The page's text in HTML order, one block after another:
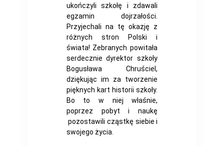
ukończyli szkołę i zdawali
egzamin dojrzałości.
Przyjechali na tę okazję z
różnych stron Polski i
świata! Zebranych powitała
serdecznie dyrektor szkoły
Bogusława Chruściel,
dziękując im za tworzenie
pięknych kart historii szkoły.
Bo to w niej właśnie,
poprzez pobyt i naukę
pozostawili cząstkę siebie i
swojego życia.